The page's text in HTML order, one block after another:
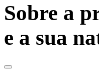
Sobre a
e a sua